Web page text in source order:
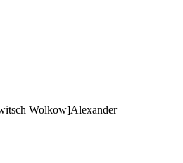
Wolkow]Alexander